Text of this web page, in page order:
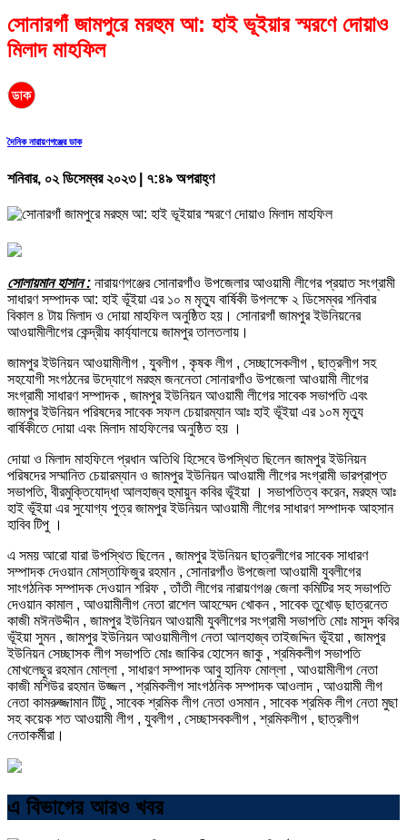
সোনারগাঁ জামপুরে মরহুম আ: হাই ভূইয়ার স্মরণে দোয়াও
মিলাদ মাহফিল
দৈনিক নারায়ণগঞ্জের ডাক
শনিবার, ০২ ডিসেম্বর ২০২৩ | ৭:৪৯ অপরাহ্ণ
সোলায়মান হাসান : নারায়ণগঞ্জের সোনারগাঁও উপজেলার আওয়ামী লীগের প্রয়াত সংগ্রামী
সাধারণ সম্পাদক আ: হাই ভূঁইয়া এর ১০ ম মৃত্যু বার্ষিকী উপলক্ষে ২ ডিসেম্বর শনিবার
বিকাল ৪ টায় মিলাদ ও দোয়া মাহফিল অনুষ্ঠিত হয়। সোনারগাঁ জামপুর ইউনিয়নের
আওয়ামীলীগের কেন্দ্রীয় কার্য্যালয়ে জামপুর তালতলায়।
জামপুর ইউনিয়ন আওয়ামীলীগ , যুবলীগ , কৃষক লীগ , সেচ্ছাসেকলীগ , ছাত্রলীগ সহ
সহযোগী সংগঠনের উদ্যোগে মরহুম জননেতা সোনারগাঁও উপজেলা আওয়ামী লীগের
সংগ্রামী সাধারণ সম্পাদক , জামপুর ইউনিয়ন আওয়ামী লীগের সাবেক সভাপতি এবং
জামপুর ইউনিয়ন পরিষদের সাবেক সফল চেয়ারম্যান আঃ হাই ভূঁইয়া এর ১০ম মৃত্যু
বার্ষিকীতে দোয়া এবং মিলাদ মাহফিলের অনুষ্ঠিত হয় ।
দোয়া ও মিলাদ মাহফিলে প্রধান অতিথি হিসেবে উপস্থিত ছিলেন জামপুর ইউনিয়ন
পরিষদের সম্মানিত চেয়ারম্যান ও জামপুর ইউনিয়ন আওয়ামী লীগের সংগ্রামী ভারপ্রাপ্ত
সভাপতি, বীরমুক্তিযোদ্ধা আলহাজ্ব হুমায়ুন কবির ভূঁইয়া । সভাপতিত্ব করেন, মরহুম আঃ
হাই ভূঁইয়া এর সুযোগ্য পুত্র জামপুর ইউনিয়ন আওয়ামী লীগের সাধারণ সম্পাদক আহসান
হাবিব টিপু ।
এ সময় আরো যারা উপস্থিত ছিলেন , জামপুর ইউনিয়ন ছাত্রলীগের সাবেক সাধারণ
সম্পাদক দেওয়ান মোস্তাফিজুর রহমান , সোনারগাঁও উপজেলা আওয়ামী যুবলীগের
সাংগঠনিক সম্পাদক দেওয়ান শরিফ , তাঁতী লীগের নারায়ণগঞ্জ জেলা কমিটির সহ সভাপতি
দেওয়ান কামাল , আওয়ামীলীগ নেতা রাশেল আহম্মেদ খোকন , সাবেক তুখোড় ছাত্রনেত
কাজী মঈনউদ্দীন , জামপুর ইউনিয়ন আওয়ামী যুবলীগের সংগ্রামী সভাপতি মোঃ মাসুদ কবির
ভূঁইয়া সুমন , জামপুর ইউনিয়ন আওয়ামীলীগ নেতা আলহাজ্ব তাইজদ্দিন ভূঁইয়া , জামপুর
ইউনিয়ন সেচ্ছাসক লীগ সভাপতি মোঃ জাকির হোসেন জাকু , শ্রমিকলীগ সভাপতি
মোখলেছুর রহমান মোল্লা , সাধারণ সম্পাদক আবু হানিফ মোল্লা , আওয়ামীলীগ নেতা
কাজী মশিউর রহমান উজ্জল , শ্রমিকলীগ সাংগঠনিক সম্পাদক আওলাদ , আওয়ামী লীগ
নেতা কামরুজ্জামান টিটু , সাবেক শ্রমিক লীগ নেতা ওসমান , সাবেক শ্রমিক লীগ নেতা মুছা
সহ কয়েক শত আওয়ামী লীগ , যুবলীগ , সেচ্ছাসবকলীগ , শ্রমিকলীগ , ছাত্রলীগ
নেতাকর্মীরা।
এ বিভাগের আরও খবর